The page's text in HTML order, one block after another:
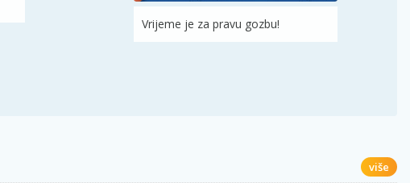
Vrijeme je za pravu gozbu!
više